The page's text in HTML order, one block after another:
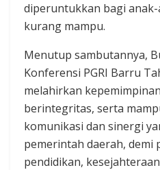
diperuntukkan bagi
kurang mampu.
Menutup sambutannya,
Konferensi PGRI Barru
melahirkan
berintegritas, serta
komunikasi dan sinergi
pemerintah daerah, demi
pendidikan,